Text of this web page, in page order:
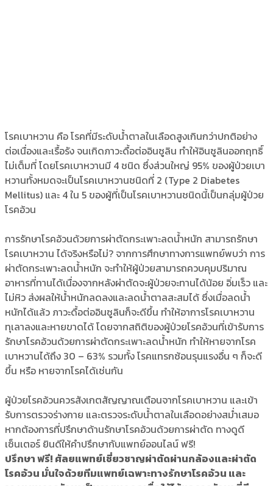
โรคเบาหวาน คือ โรคที่มีระดับน้ำตาลในเลือดสูงเกินกว่าปกติอย่าง
ต่อเนื่องและเรื้อรัง จนเกิดภาวะดื้อต่ออินซูลิน ทำให้อินซูลินออกฤทธิ์
ไม่เต็มที่ โดยโรคเบาหวานมี 4 ชนิด ซึ่งส่วนใหญ่ 95% ของผู้ป่วยเบา
หวานทั้งหมดจะเป็นโรคเบาหวานชนิดที่ 2 (Type 2 Diabetes
Mellitus) และ 4 ใน 5 ของผู้ที่เป็นโรคเบาหวานชนิดนี้เป็นกลุ่มผู้ป่วย
โรคอ้วน
การรักษาโรคอ้วนด้วยการผ่าตัดกระเพาะลดน้ำหนัก สามารถรักษา
โรคเบาหวาน ได้จริงหรือไม่? จากการศึกษาทางการแพทย์พบว่า การ
ผ่าตัดกระเพาะลดน้ำหนัก จะทำให้ผู้ป่วยสามารถควบคุมปริมาณ
อาหารที่ทานได้เนื่องจากหลังผ่าตัดจะผู้ป่วยจะทานได้น้อย อิ่มเร็ว และ
ไม่หิว ส่งผลให้น้ำหนักลดลงและลดน้ำตาลสะสมได้ ซึ่งเมื่อลดน้ำ
หนักได้แล้ว ภาวะดื้อต่ออินซูลินก็จะดีขึ้น ทำให้อาการโรคเบาหวาน
ทุเลาลงและหายขาดได้ โดยจากสถิติของผู้ป่วยโรคอ้วนที่เข้ารับการ
รักษาโรคอ้วนด้วยการผ่าตัดกระเพาะลดน้ำหนัก ทำให้หายจากโรค
เบาหวานได้ถึง 30 – 63% รวมทั้ง โรคแทรกซ้อนรุนแรงอื่น ๆ ก็จะดี
ขึ้น หรือ หายจากโรคได้เช่นกัน
ผู้ป่วยโรคอ้วนควรสังเกตสัญญาณเตือนจากโรคเบาหวาน และเข้า
รับการตรวจร่างกาย และตรวจระดับน้ำตาลในเลือดอย่างสม่ำเสมอ
หากต้องการที่ปรึกษาด้านรักษาโรคอ้วนด้วยการผ่าตัด ทางดูดี
เซ็นเตอร์ ยินดีให้คำปรึกษากับแพทย์ออนไลน์ ฟรี!
ปรึกษา ฟรี! ศัลยแพทย์เชี่ยวชาญผ่าตัดผ่านกล้องและผ่าตัด
โรคอ้วน มั่นใจด้วยทีมแพทย์เฉพาะทางรักษาโรคอ้วน และ